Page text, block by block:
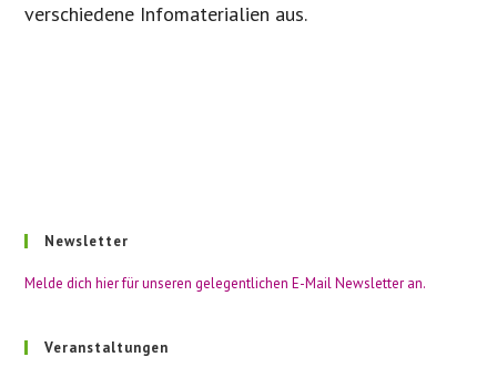
verschiedene Infomaterialien aus.
Newsletter
Melde dich hier für unseren gelegentlichen E-Mail Newsletter an.
Veranstaltungen